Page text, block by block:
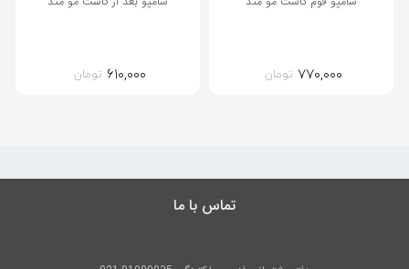
۷۷۰,۰۰۰ تومان ۶۱۰,۰۰۰ تومان
تماس با ما